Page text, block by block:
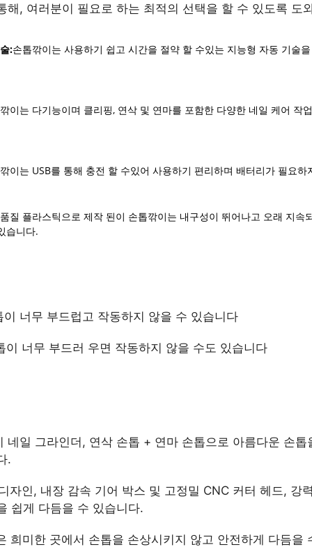
해, 여러분이 필요로 하는 최적의 선택을 할 수 있도록 도
:손톱깎이는 사용하기 쉽고 시간을 절약 할 수있는 지능형 자동 기술
이는 다기능이며 클리핑, 연삭 및 연마를 포함한 다양한 네일 케어 작
이는 USB를 통해 충전 할 수있어 사용하기 편리하며 배터리가 필요하
질 플라스틱으로 제작 된이 손톱깎이는 내구성이 뛰어나고 오래 지속
습니다.
이 너무 부드럽고 작동하지 않을 수 있습니다
이 너무 부드러 우면 작동하지 않을 수도 있습니다
네일 그라인더, 연삭 손톱 + 연마 손톱으로 아름다운 손톱
.
자인, 내장 감속 기어 박스 및 고정밀 CNC 커터 헤드, 강
쉽게 다듬을 수 있습니다.
희미한 곳에서 손톱을 손상시키지 않고 안전하게 다듬을